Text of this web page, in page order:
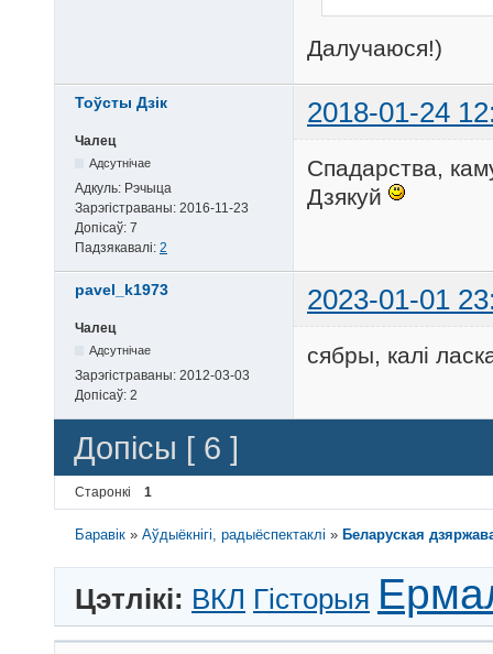
Далучаюся!)
Тоўсты Дзік 2018-01-24
Чалец
Адсутнічае
Адкуль: Рэчыца
Зарэгістраваны: 2016-11-23
Допісаў: 7
Падзякавалі: 2
Спадарства,
Дзякуй
pavel_k1973 2023-01-01
Чалец
Адсутнічае
Зарэгістраваны: 2012-03-03
Допісаў: 2
сябры, калі
Допісы [ 6 ]
Старонкі 1
Баравік »Аўдыёкнігі, радыёспектаклі » Беларуская
Цэтлікі: ВКЛ Гісторыя